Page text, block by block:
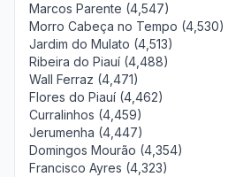
Marcos Parente (4,547)
Morro Cabeça no Tempo (4,530)
Jardim do Mulato (4,513)
Ribeira do Piauí (4,488)
Wall Ferraz (4,471)
Flores do Piauí (4,462)
Curralinhos (4,459)
Jerumenha (4,447)
Domingos Mourão (4,354)
Francisco Ayres (4,323)